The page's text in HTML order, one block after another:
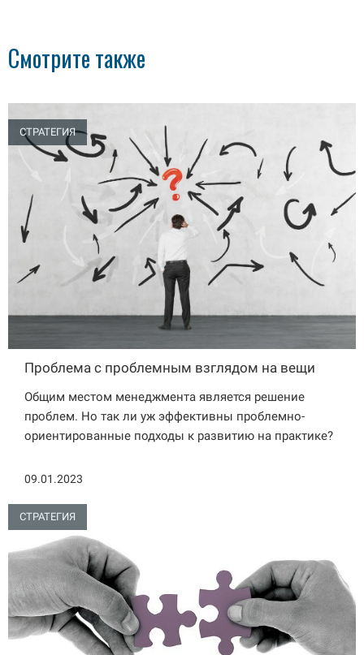
Смотрите также
СТРАТЕГИЯ
Проблема с проблемным взглядом на вещи
Общим местом менеджмента является решение
проблем. Но так ли уж эффективны проблемно-
ориентированные подходы к развитию на практике?
09.01.2023
СТРАТЕГИЯ